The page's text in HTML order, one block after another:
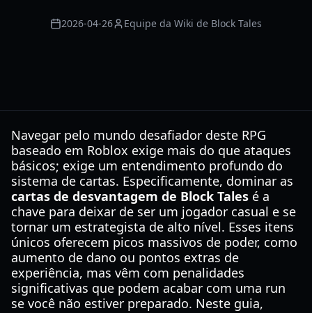
2026-04-26 Equipe da Wiki de Block Tales
Navegar pelo mundo desafiador deste RPG
baseado em Roblox exige mais do que ataques
básicos; exige um entendimento profundo do
sistema de cartas. Especificamente, dominar as
cartas de desvantagem de Block Tales é a
chave para deixar de ser um jogador casual e se
tornar um estrategista de alto nível. Esses itens
únicos oferecem picos massivos de poder, como
aumento de dano ou pontos extras de
experiência, mas vêm com penalidades
significativas que podem acabar com uma run
se você não estiver preparado. Neste guia,